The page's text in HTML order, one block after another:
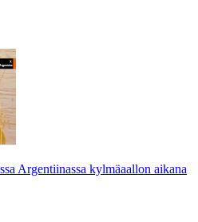
Argentiinassa kylmäaallon aikana